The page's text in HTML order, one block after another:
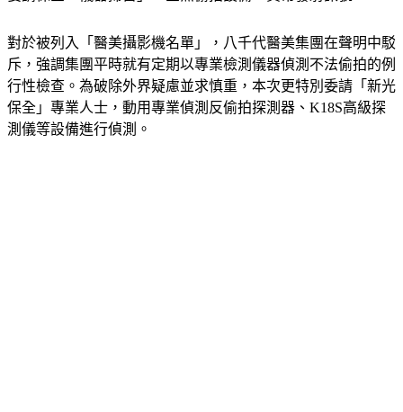
斥，強調集團平時就有定期以專業檢測儀器偵測不法偷拍的例
行性檢查。為破除外界疑慮並求慎重，本次更特別委請「新光
保全」專業人士，動用專業偵測反偷拍探測器、K18S高級探
測儀等設備進行偵測。